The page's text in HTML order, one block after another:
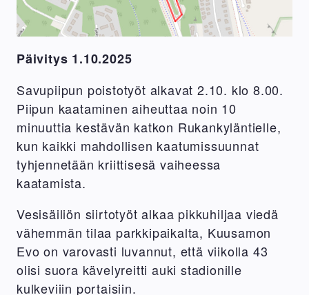
Päivitys 1.10.2025
Savupiipun poistotyöt alkavat 2.10. klo 8.00.
Piipun kaataminen aiheuttaa noin 10
minuuttia kestävän katkon Rukankyläntielle,
kun kaikki mahdollisen kaatumissuunnat
tyhjennetään kriittisesä vaiheessa
kaatamista.
Vesisäiliön siirtotyöt alkaa pikkuhiljaa viedä
vähemmän tilaa parkkipaikalta, Kuusamon
Evo on varovasti luvannut, että viikolla 43
olisi suora kävelyreitti auki stadionille
kulkeviiin portaisiin.